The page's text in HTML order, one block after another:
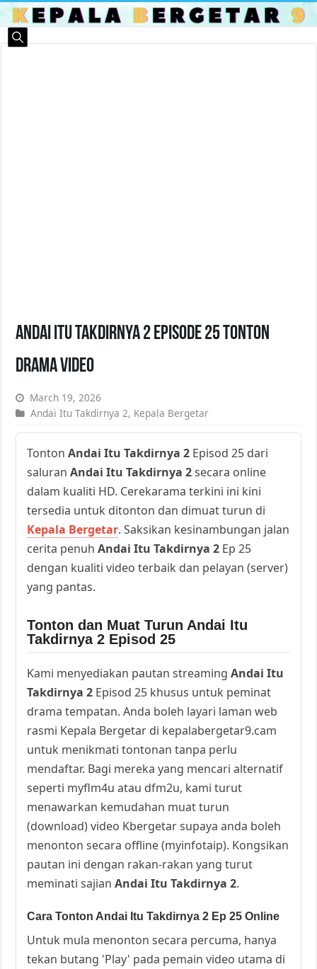
Andai Itu Takdirnya 2 Episode 25 Tonton
Drama Video
March 19, 2026
Andai Itu Takdirnya 2, Kepala Bergetar
TontonAndai Itu Takdirnya 2 Episod 25 dari
saluranAndai Itu Takdirnya 2secara online
dalam kualiti HD. Cerekarama terkini ini kini
tersedia untuk ditonton dan dimuat turun di
Kepala Bergetar. Saksikan kesinambungan jalan
cerita penuhAndai Itu Takdirnya 2 Ep 25
dengan kualiti video terbaik dan pelayan (server)
yang pantas.
Tonton dan Muat Turun Andai Itu
Takdirnya 2 Episod 25
Kami menyediakan pautan streamingAndai Itu
Takdirnya 2 Episod 25 khusus untuk peminat
drama tempatan. Anda boleh layari laman web
rasmi Kepala Bergetar di kepalabergetar9.cam
untuk menikmati tontonan tanpa perlu
mendaftar. Bagi mereka yang mencari alternatif
seperti myflm4u atau dfm2u, kami turut
menawarkan kemudahan muat turun
(download) video Kbergetar supaya anda boleh
menonton secara offline (myinfotaip). Kongsikan
pautan ini dengan rakan-rakan yang turut
meminati sajianAndai Itu Takdirnya 2.
Cara Tonton Andai Itu Takdirnya 2 Ep 25 Online
Untuk mula menonton secara percuma, hanya
tekan butang 'Play' pada pemain video utama di